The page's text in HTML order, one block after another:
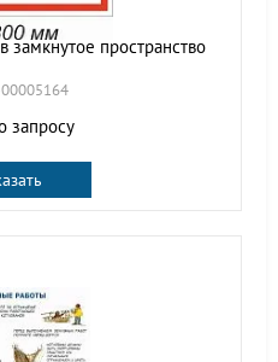
замкнутое пространство
запросу